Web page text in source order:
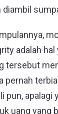
diambil
adalah
tersebut
pernah
pun, apalagi
uang yang